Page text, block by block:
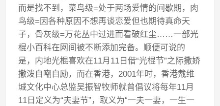
而是找不到，菜鸟级=处于两场爱情的间歇期，肉
鸟级=因各种原因不想再谈恋爱但也期待真命天
子，骨灰级=万花丛中过进而看破红尘……一部光
棍小百科在网间被不断添加完备。顺便可说的
是，内地光棍喜欢在11月11日借“光棍节”之际撒娇
撒泼自嘲自励，而在香港，2001年时，香港戴维
城文化中心总监吴振智牧师就曾倡议将每年11月
11日定义为“夫妻节”，取义为“一夫一妻，一生一